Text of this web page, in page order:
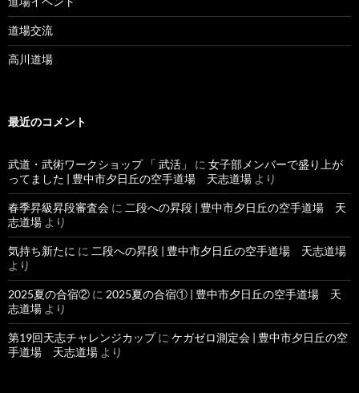
道場交流
高川道場
最近のコメント
武道・武術ワークショップ 「 武活」 に 女子部メンバーで盛り上が
ってました | 豊中市夕日丘の空手道場 天志道場 より
春季昇級昇段審査会 に 二段への昇段 | 豊中市夕日丘の空手道場 天
志道場 より
気持ち新たに に 二段への昇段 | 豊中市夕日丘の空手道場 天志道場
より
2025夏の合宿② に 2025夏の合宿① | 豊中市夕日丘の空手道場 天
志道場 より
第19回天志チャレンジカップに ケガゼロ測定会 | 豊中市夕日丘の空
手道場 天志道場 より